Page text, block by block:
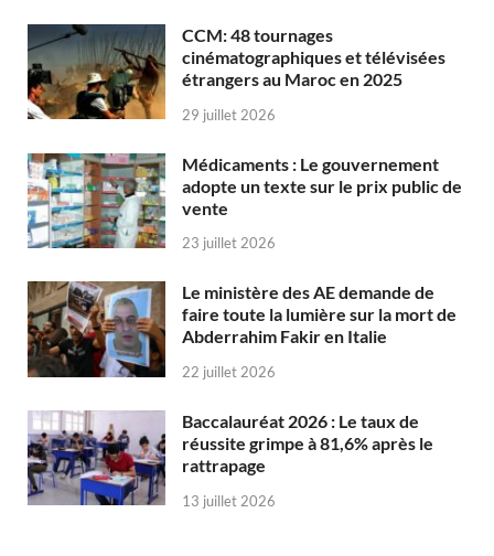
CCM: 48 tournages
cinématographiques et télévisées
étrangers au Maroc en 2025
29 juillet 2026
Médicaments : Le gouvernement
adopte un texte sur le prix public de
vente
23 juillet 2026
Le ministère des AE demande de
faire toute la lumière sur la mort de
Abderrahim Fakir en Italie
22 juillet 2026
Baccalauréat 2026 : Le taux de
réussite grimpe à 81,6% après le
rattrapage
13 juillet 2026